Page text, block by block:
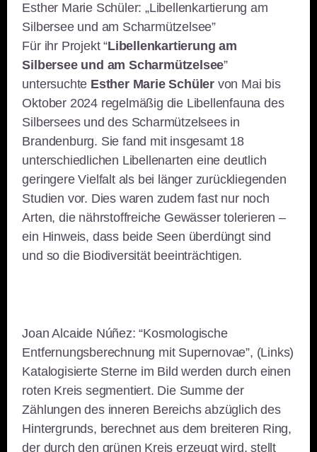
Esther Marie Schüler: „Libellenkartierung am
Silbersee und am Scharmützelsee”
Für ihr Projekt “Libellenkartierung am
Silbersee und am Scharmützelsee”
untersuchte Esther Marie Schüler von Mai bis
Oktober 2024 regelmäßig die Libellenfauna des
Silbersees und des Scharmützelsees in
Brandenburg. Sie fand mit insgesamt 18
unterschiedlichen Libellenarten eine deutlich
geringere Vielfalt als bei länger zurückliegenden
Studien vor. Dies waren zudem fast nur noch
Arten, die nährstoffreiche Gewässer tolerieren –
ein Hinweis, dass beide Seen überdüngt sind
und so die Biodiversität beeinträchtigen.
Joan Alcaide Núñez: “Kosmologische
Entfernungsberechnung mit Supernovae”, (Links)
Katalogisierte Sterne im Bild werden durch einen
roten Kreis segmentiert. Die Summe der
Zählungen des inneren Bereichs abzüglich des
Hintergrunds, berechnet aus dem breiteren Ring,
der durch den grünen Kreis erzeugt wird, stellt